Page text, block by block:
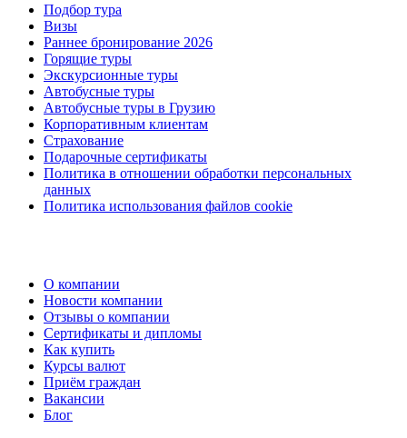
Подбор тура
Визы
Раннее бронирование 2026
Горящие туры
Экскурсионные туры
Автобусные туры
Автобусные туры в Грузию
Корпоративным клиентам
Страхование
Подарочные сертификаты
Политика в отношении обработки персональных
данных
Политика использования файлов cookie
О компании
Новости компании
Отзывы о компании
Сертификаты и дипломы
Как купить
Курсы валют
Приём граждан
Вакансии
Блог